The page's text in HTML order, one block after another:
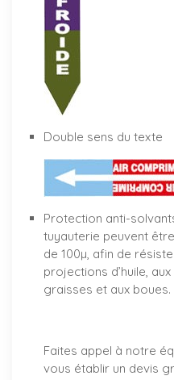
Double sens du texte
Protection anti-
tuyauterie peuvent
de 100µ, afin de
projections d’huile,
graisses et aux boues.
Faites appel à notre
vous établir un devis